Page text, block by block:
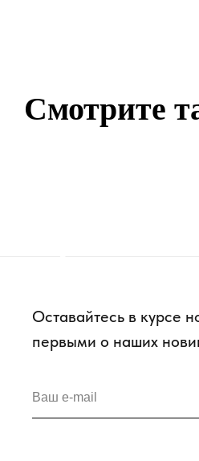
Смотрите
Оставайтесь в курсе
первыми о наших